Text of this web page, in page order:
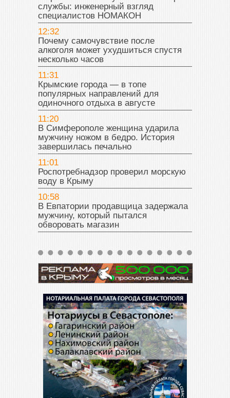
службы: инженерный взгляд
специалистов НОМАКОН
12:32
Почему самочувствие после
алкоголя может ухудшиться спустя
несколько часов
11:31
Крымские города — в топе
популярных направлений для
одиночного отдыха в августе
11:20
В Симферополе женщина ударила
мужчину ножом в бедро. История
завершилась печально
11:01
Роспотребнадзор проверил морскую
воду в Крыму
10:58
В Евпатории продавщица задержала
мужчину, который пытался
обворовать магазин